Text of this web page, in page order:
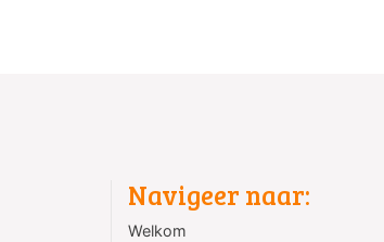
Navigeer naar:
Welkom